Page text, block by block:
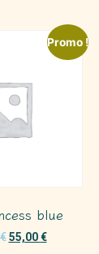
Promo !
blue
€ 55,00€